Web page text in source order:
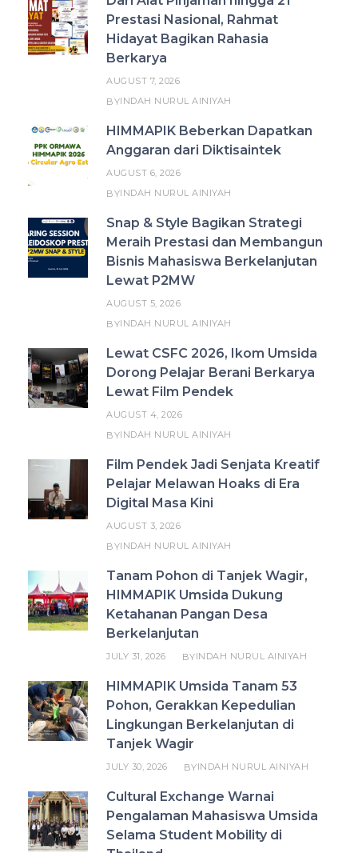
Prestasi Nasional, Rahmat
Hidayat Bagikan Rahasia
Berkarya
AUGUST 7, 2026
BYINDAH NURUL AINIYAH
HIMMAPIK Beberkan Dapatkan
Anggaran dari Diktisaintek
AUGUST 6, 2026
BYINDAH NURUL AINIYAH
Snap & Style Bagikan Strategi
Meraih Prestasi dan Membangun
Bisnis Mahasiswa Berkelanjutan
Lewat P2MW
AUGUST 5, 2026
BYINDAH NURUL AINIYAH
Lewat CSFC 2026, Ikom Umsida
Dorong Pelajar Berani Berkarya
Lewat Film Pendek
AUGUST 4, 2026
BYINDAH NURUL AINIYAH
Film Pendek Jadi Senjata Kreatif
Pelajar Melawan Hoaks di Era
Digital Masa Kini
AUGUST 3, 2026
BYINDAH NURUL AINIYAH
Tanam Pohon di Tanjek Wagir,
HIMMAPIK Umsida Dukung
Ketahanan Pangan Desa
Berkelanjutan
JULY 31, 2026 BYINDAH NURUL AINIYAH
HIMMAPIK Umsida Tanam 53
Pohon, Gerakkan Kepedulian
Lingkungan Berkelanjutan di
Tanjek Wagir
JULY 30, 2026 BYINDAH NURUL AINIYAH
Cultural Exchange Warnai
Pengalaman Mahasiswa Umsida
Selama Student Mobility di